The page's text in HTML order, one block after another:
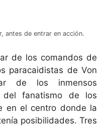
antes de entrar en acción.
de los comandos de
paracaidistas de Von
de los inmensos
fanatismo de los
en el centro donde la
posibilidades. Tres